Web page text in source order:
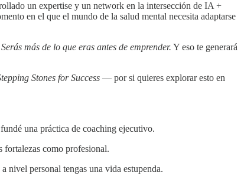
un expertise y un network en la intersección de IA +
en el que el mundo de la salud mental necesita adaptarse
Serás más de lo que eras antes de emprender. Y eso te generará
Stones for Success — por si quieres explorar esto en
una práctica de coaching ejecutivo.
fortalezas como profesional.
nivel personal tengas una vida estupenda.